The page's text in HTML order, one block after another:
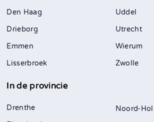
Den Haag
Drieborg
Emmen
Lisserbroek
Uddel
Utrecht
Wierum
Zwolle
In de provincie
Drenthe
Noord-